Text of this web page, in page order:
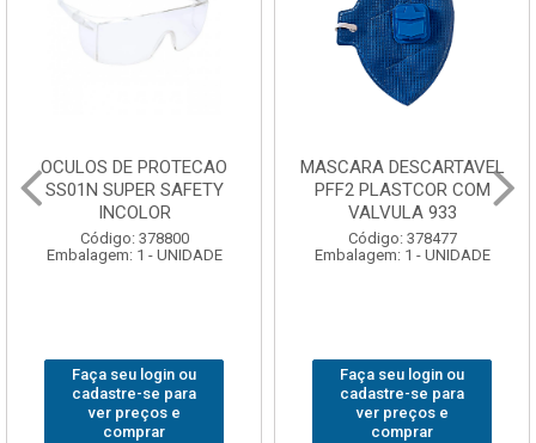
OCULOS DE PROTECAO
SS01N SUPER SAFETY
INCOLOR
Código: 378800
Embalagem: 1 - UNIDADE
Faça seu login ou
cadastre-se para
ver preços e
comprar
MASCARA DESCARTAVEL
PFF2 PLASTCOR COM
VALVULA 933
Código: 378477
Embalagem: 1 - UNIDADE
Faça seu login ou
cadastre-se para
ver preços e
comprar